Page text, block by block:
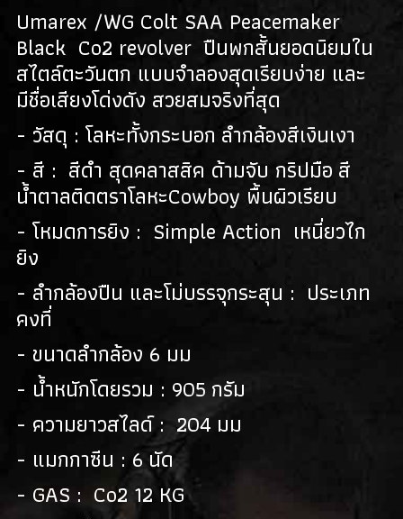
ปืนยาวสปริง SPRING AIRSOFT RIFLES(86)
แบลงค์กัน BLANK GUN
ปืนแบล๊งค์กัน BLANK GUN(276)
BLANK CARTRIDGE(10)
SCOPE/ GAS/อุปกรณ์เสริม
GAS/กระสุนบีบีกัน (47)
อุปกรณ์เสริม(33)
Umarex /WG Colt SAA Peacemaker
Black Co2 revolver ปืนพกสั้นยอดนิยมใน
สไตล์ตะวันตก แบบจำลองสุดเรียบง่าย และ
มีชื่อเสียงโด่งดัง สวยสมจริงที่สุด
- วัสดุ : โลหะทั้งกระบอก ลำกล้องสีเงินเงา
- สี : สีดำ สุดคลาสสิค ด้ามจับ กริปมือ สี
น้ำตาลติดตราโลหะCowboy พื้นผิวเรียบ
- โหมดการยิง : Simple Action เหนี่ยวไก
ยิง
- ลำกล้องปืน และโม่บรรจุกระสุน : ประเภท
คงที่
- ขนาดลำกล้อง 6 มม
- น้ำหนักโดยรวม : 905 กรัม
- ความยาวสไลด์ : 204 มม
- แมกกาซีน : 6 นัด
- GAS : Co2 12 KG